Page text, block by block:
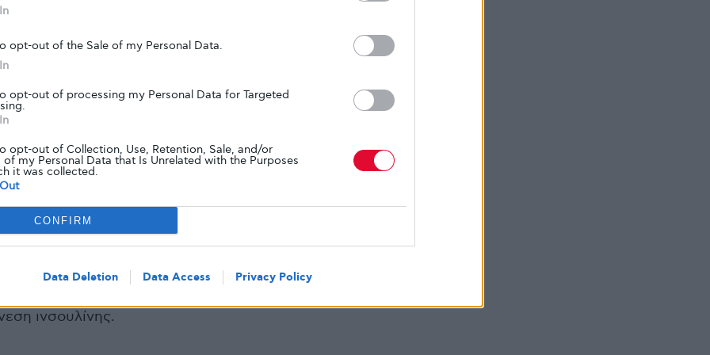
opt-out of the Sale of my Personal Data.
opt-out of processing my Personal Data for Targeted
opt-out of Collection, Use, Retention, Sale, and/or
of my Personal Data that Is Unrelated with the Purposes
it was collected.
CONFIRM
Data Deletion Data Access Privacy Policy
σωματικού πόνου της χρόνιας παγκρεατίτιδας
πρόσθεσε η Jacqueline Burke, επίκουρη
στο Northwestern και η πρώτη
πάγκρεας, οι παρενέργειες όπως η
στο αίμα μπορεί να είναι μια δια βίου
ως απόκριση στη γλυκόζη, οι νησίδες βοηθούν
έλεγχο. Χωρίς λειτουργικέςνησίδες
στενά τα επίπεδα σακχάρου στο αίμα
ινσουλίνης.